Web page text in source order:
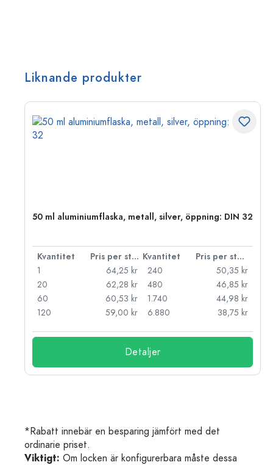
Liknande produkter
50 ml aluminiumflaska, metall, silver, öppning: DIN 32
Kvantitet Pris per styck Kvantitet
Pris per styck
1
64,25 kr
20
62,28 kr
60
60,53 kr
120
59,00 kr
240
50,35 kr
480
46,85 kr
1.740
44,98 kr
6.880
38,75 kr
Detaljer
*Rabatt innebär en besparing jämfört med det
ordinarie priset.
Viktigt: Om locken är konfigurerbara måste dessa